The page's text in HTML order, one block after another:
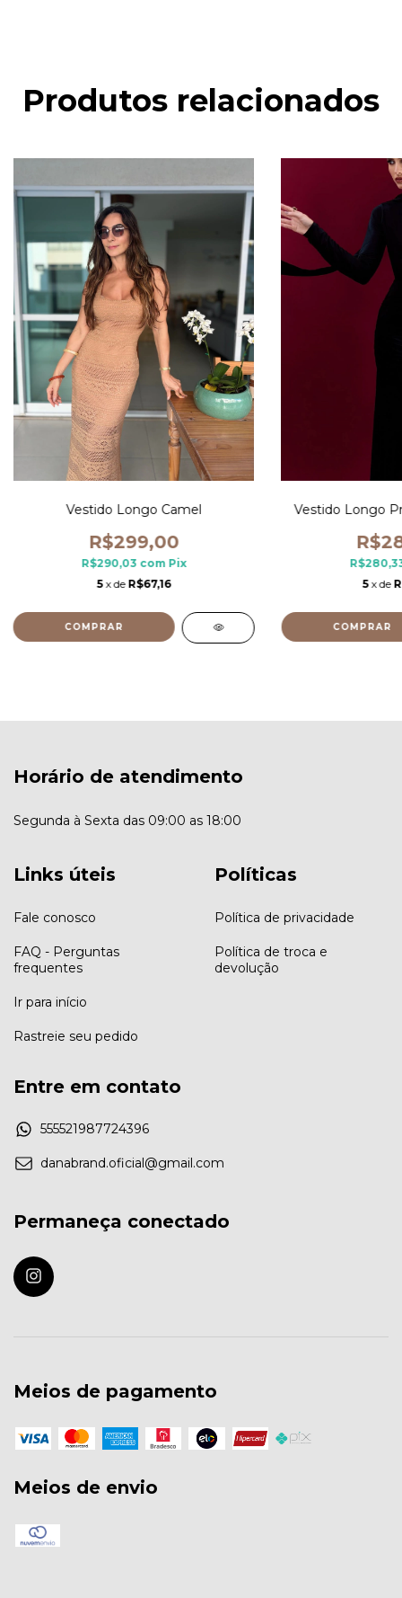
Produtos relacionados
Vestido Longo Camel
R$299,00
R$290,03 com Pix
5 x de R$67,16
COMPRAR
Vestido Longo
5 x de
COMPRAR
Horário de atendimento
Segunda à Sexta das 09:00 as 18:00
Links úteis
Fale conosco
FAQ - Perguntas
frequentes
Ir para início
Rastreie seu pedido
Políticas
Política de privacidade
Política de troca e
devolução
Entre em contato
555521987724396
danabrand.oficial@gmail.com
Permaneça conectado
Meios de pagamento
Meios de envio